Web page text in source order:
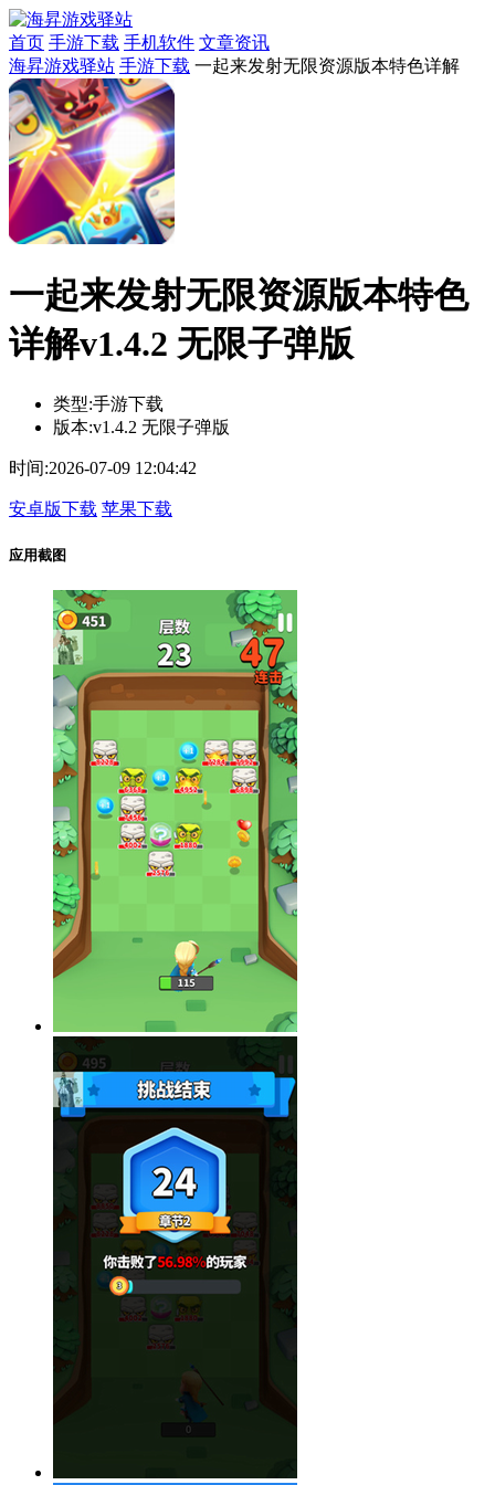
首页 手游下载 手机软件 文章资讯
海昇游戏驿站 手游下载 一起来发射无限资源版本特色详解
一起来发射无限资源版本特色
详解v1.4.2 无限子弹版
类型:手游下载
版本:v1.4.2 无限子弹版
时间:2026-07-09 12:04:42
安卓版下载 苹果下载
应用截图